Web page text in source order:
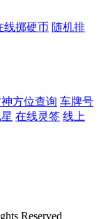
线掷硬币 随机排
方位查询 车牌号
在线灵签 线上
Reserved